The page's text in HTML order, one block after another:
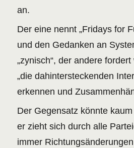
an.
Der eine nennt „Fridays for
und den Gedanken an
„zynisch“, der andere
„die dahintersteckenden
erkennen und
Der Gegensatz könnte
er zieht sich durch alle
immer